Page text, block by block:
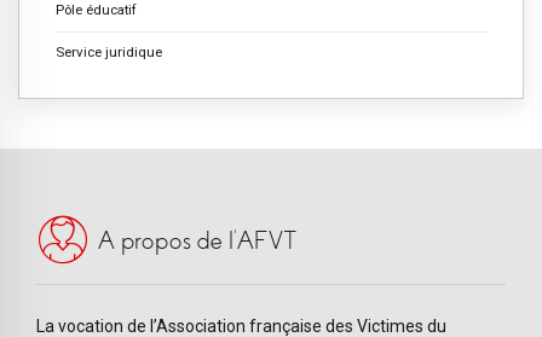
Pôle éducatif
Service juridique
A propos de l’AFVT
La vocation de l’Association française des Victimes du